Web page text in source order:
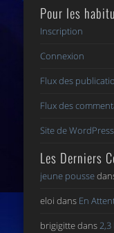
Pour les
Inscription
Connexion
Flux des
Flux des
Site de
Les Derniers
jeune pousse
eloi dans En
brigigittedans